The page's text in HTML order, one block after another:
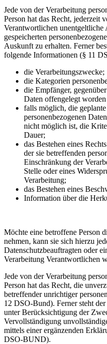
Jede von der Verarbeitung
Person hat das Recht, jederzeit
Verantwortlichen unentgeltliche
gespeicherten
Auskunft zu erhalten. Ferner
folgende Informationen (§ 11
die Verarbeitungszwecke;
die Kategorien
die Empfänger,
Daten offengelegt
falls möglich, die
personenbezogenen
nicht möglich ist, die
Dauer;
das Bestehen eines
der sie betreffenden
Einschränkung der
Stelle oder eines
Verarbeitung;
das Bestehen eines
Information über die
Möchte eine betroffene Person
nehmen, kann sie sich hierzu
Datenschutzbeauftragten oder
Verarbeitung Verantwortlichen
Jede von der Verarbeitung
Person hat das Recht, die
betreffender unrichtiger
12 DSO-Bund). Ferner steht
unter Berücksichtigung der
Vervollständigung
mittels einer ergänzenden
DSO-BUND).